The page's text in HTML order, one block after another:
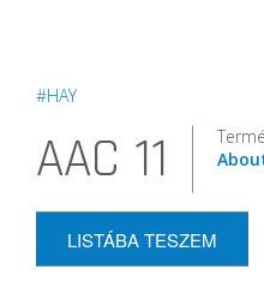
#HAY
AAC 11
LISTÁBA TESZEM